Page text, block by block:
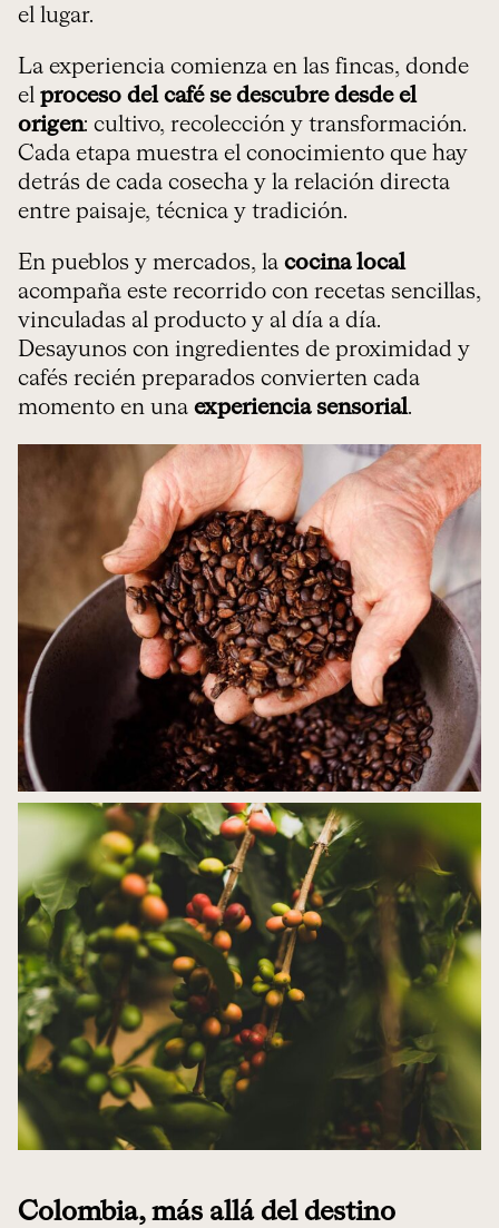
el lugar.
La experiencia comienza en las fincas, donde
el proceso del café se descubre desde el
origen: cultivo, recolección y transformación.
Cada etapa muestra el conocimiento que hay
detrás de cada cosecha y la relación directa
entre paisaje, técnica y tradición.
En pueblos y mercados, la cocina local
acompaña este recorrido con recetas sencillas,
vinculadas al producto y al día a día.
Desayunos con ingredientes de proximidad y
cafés recién preparados convierten cada
momento en una experiencia sensorial.
Colombia, más allá del destino